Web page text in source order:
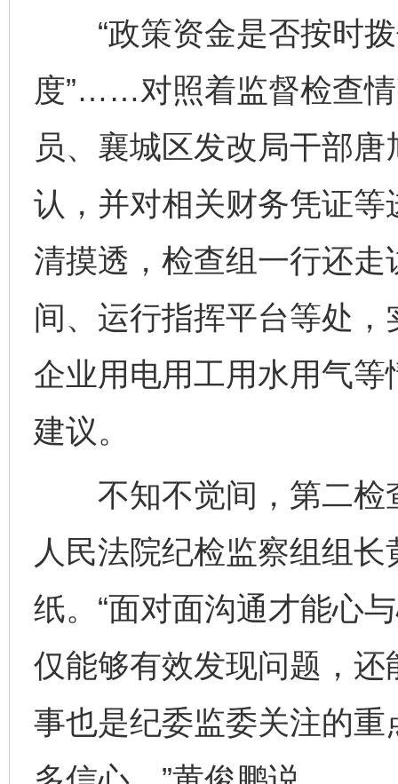
“政策资金是否按时拨
度”……对照着监督检查
员、襄城区发改局干部
认，并对相关财务凭证
清摸透，检查组一行还
间、运行指挥平台等处
企业用电用工用水用气
建议。
不知不觉间，第二检
人民法院纪检监察组组
纸。“面对面沟通才能心
仅能够有效发现问题，还
事也是纪委监委关注的重